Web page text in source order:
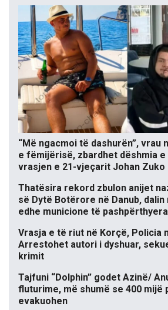
“Më ngacmoi të dashurën”, vrau
e fëmijërisë, zbardhet dëshmia
vrasjen e 21-vjeçarit Johan Zuko
Thatësira rekord zbulon anijet
së Dytë Botërore në Danub,
edhe municione të pashpërthyera
Vrasja e të riut në Korçë, Policia
Arrestohet autori i dyshuar,
krimit
Tajfuni “Dolphin” godet Azinë/
fluturime, më shumë se 400 mijë
evakuohen